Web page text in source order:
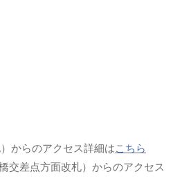
からのアクセス詳細はこちら
交差点方面改札）からのアクセス